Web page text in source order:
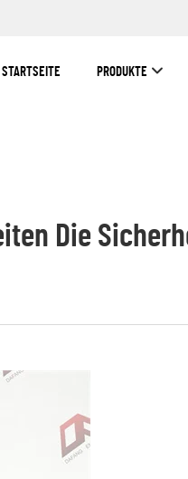
STARTSEITE PRODUKTE
Die